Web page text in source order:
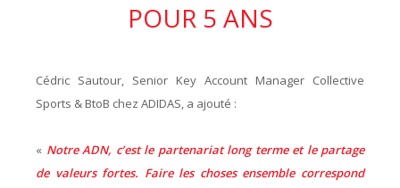
POUR 5 ANS
Cédric Sautour, Senior Key Account Manager Collective
Sports & BtoB chez ADIDAS, a ajouté :
« Notre ADN, c’est le partenariat long terme et le partage
de valeurs fortes. Faire les choses ensemble correspond